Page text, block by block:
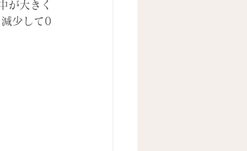
が大きく
少して0